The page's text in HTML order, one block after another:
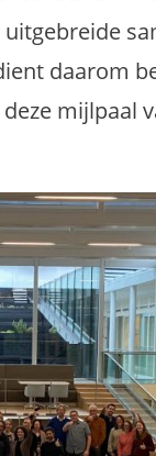
daarom
mijlpaal